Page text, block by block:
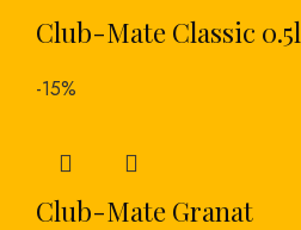
Club-Mate Classic 0.5l
-15%
Club-Mate Granat